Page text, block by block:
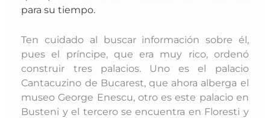
para su tiempo.
Ten cuidado al buscar información sobre él,
pues el príncipe, que era muy rico, ordenó
construir tres palacios. Uno es el palacio
Cantacuzino de Bucarest, que ahora alberga el
museo George Enescu, otro es este palacio en
Busteni y el tercero se encuentra en Floresti y